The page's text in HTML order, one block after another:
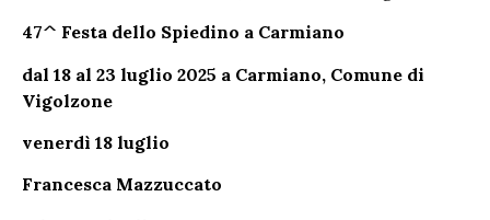
47^ Festa dello Spiedino a Carmiano
dal 18 al 23 luglio 2025 a Carmiano, Comune di
Vigolzone
venerdì 18 luglio
Francesca Mazzuccato